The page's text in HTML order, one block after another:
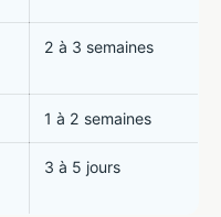
2 à 3 semaines
1 à 2 semaines
3 à 5 jours